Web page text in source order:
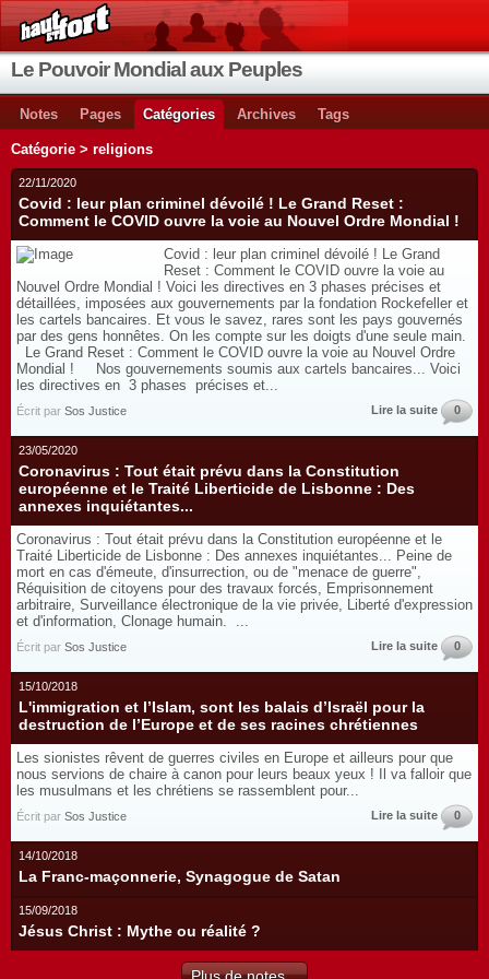
Le Pouvoir Mondial aux Peuples
Notes Pages Catégories Archives Tags
Catégorie > religions
22/11/2020
Covid : leur plan criminel dévoilé ! Le Grand Reset :
Comment le COVID ouvre la voie au Nouvel Ordre Mondial !
Covid : leur plan criminel dévoilé ! Le Grand
Reset : Comment le COVID ouvre la voie au
Nouvel Ordre Mondial ! Voici les directives en 3 phases précises et
détaillées, imposées aux gouvernements par la fondation Rockefeller et
les cartels bancaires. Et vous le savez, rares sont les pays gouvernés
par des gens honnêtes. On les compte sur les doigts d'une seule main.
Le Grand Reset : Comment le COVID ouvre la voie au Nouvel Ordre
Mondial ! Nos gouvernements soumis aux cartels bancaires... Voici
les directives en 3 phases précises et...
Écrit par Sos Justice Lire la suite 0
23/05/2020
Coronavirus : Tout était prévu dans la Constitution
européenne et le Traité Liberticide de Lisbonne : Des
annexes inquiétantes...
Coronavirus : Tout était prévu dans la Constitution européenne et le
Traité Liberticide de Lisbonne : Des annexes inquiétantes... Peine de
mort en cas d'émeute, d'insurrection, ou de "menace de guerre",
Réquisition de citoyens pour des travaux forcés, Emprisonnement
arbitraire, Surveillance électronique de la vie privée, Liberté d'expression
et d'information, Clonage humain. ...
Écrit par Sos Justice Lire la suite 0
15/10/2018
L'immigration et l’Islam, sont les balais d’Israël pour la
destruction de l’Europe et de ses racines chrétiennes
Les sionistes rêvent de guerres civiles en Europe et ailleurs pour que
nous servions de chaire à canon pour leurs beaux yeux ! Il va falloir que
les musulmans et les chrétiens se rassemblent pour...
Écrit par Sos Justice Lire la suite 0
14/10/2018
La Franc-maçonnerie, Synagogue de Satan
15/09/2018
Jésus Christ : Mythe ou réalité ?